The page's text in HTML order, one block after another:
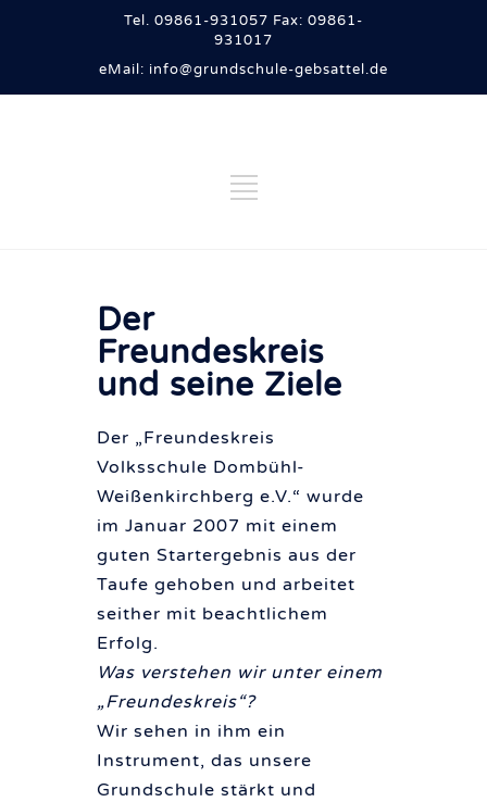
Tel. 09861-931057 Fax: 09861-
931017
eMail: info@grundschule-gebsattel.de
Der
Freundeskreis
und seine Ziele
Der „Freundeskreis
Volksschule Dombühl-
Weißenkirchberg e.V.“ wurde
im Januar 2007 mit einem
guten Startergebnis aus der
Taufe gehoben und arbeitet
seither mit beachtlichem
Erfolg.
Was verstehen wir unter einem
„Freundeskreis“?
Wir sehen in ihm ein
Instrument, das unsere
Grundschule stärkt und